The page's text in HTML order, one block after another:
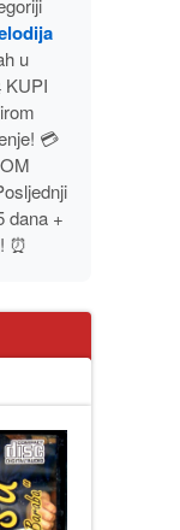
u
KUPI
💳
dana +
⏰